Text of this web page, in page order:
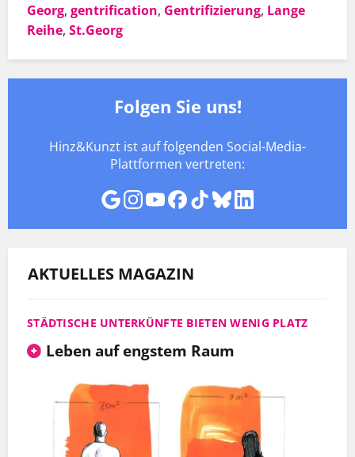
Georg, gentrification, Gentrifizierung, Lange
Reihe, St.Georg
Folgen Sie uns!
Hinz&Kunzt ist auf folgenden Social-Media-
Plattformen vertreten:
AKTUELLES MAGAZIN
STÄDTISCHE UNTERKÜNFTE BIETEN WENIG PLATZ
Leben auf engstem Raum